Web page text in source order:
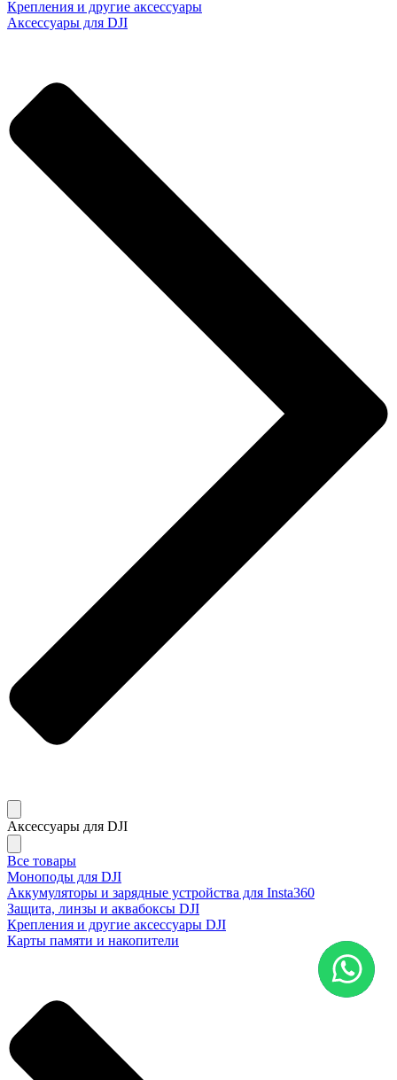
Крепления и другие аксессуары
Аксессуары для DJI
Аксессуары для DJI
Все товары
Моноподы для DJI
Аккумуляторы и зарядные устройства для Insta360
Защита, линзы и аквабоксы DJI
Крепления и другие аксессуары DJI
Карты памяти и накопители